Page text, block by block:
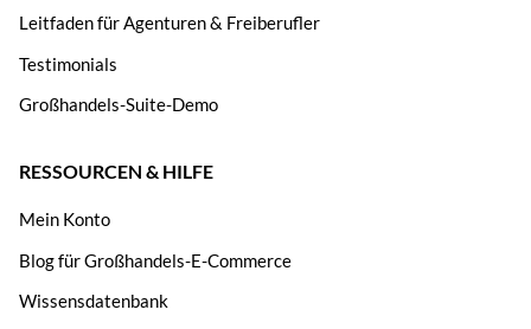
Leitfaden für Agenturen & Freiberufler
Testimonials
Großhandels-Suite-Demo
RESSOURCEN & HILFE
Mein Konto
Blog für Großhandels-E-Commerce
Wissensdatenbank